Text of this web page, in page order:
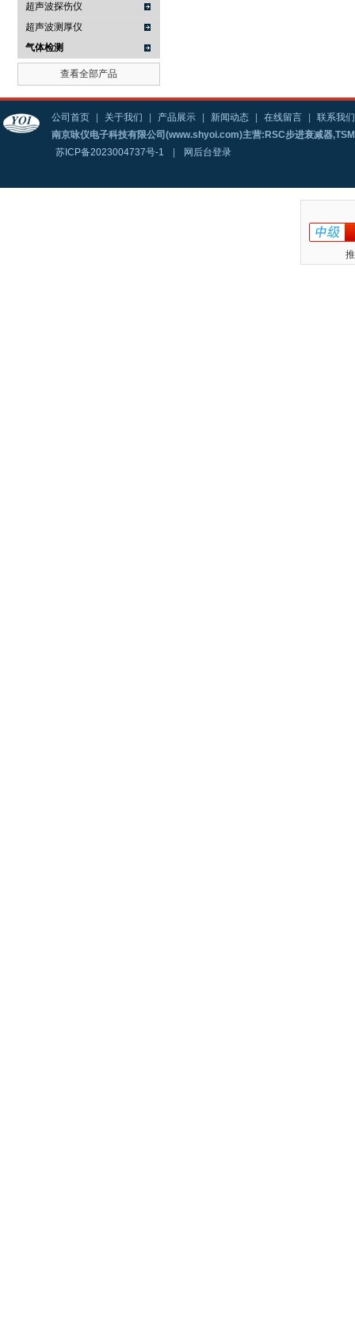
超声波探伤仪
超声波测厚仪
气体检测
查看全部产品
公司首页 关于我们 产品展示 新闻动态 在线留言
联系我们
南京咏仪电子科技有限公司(www.shyoi.com)主营:RSC步进衰减器
苏ICP备2023004737号-1
网后台登录